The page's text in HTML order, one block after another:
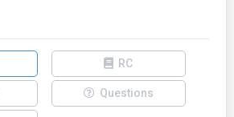
RC
Questions